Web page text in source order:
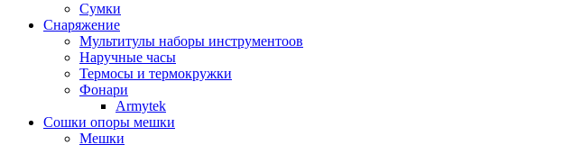
Сумки
Снаряжение
Мультитулы наборы инструментоов
Наручные часы
Термосы и термокружки
Фонари
Armytek
Сошки опоры мешки
Мешки